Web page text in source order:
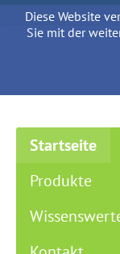
Navigation
überspringen
Startseite
Produkte
Diese Website
Sie mit der